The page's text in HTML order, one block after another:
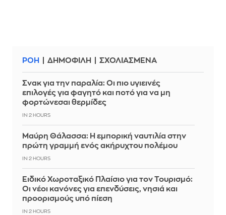
ΡΟΗ ΔΗΜΟΦΙΛΗ ΣΧΟΛΙΑΣΜΕΝΑ
Σνακ για την παραλία: Οι πιο υγιεινές
επιλογές για φαγητό και ποτό για να μη
φορτώνεσαι θερμίδες
IN 2 HOURS
Μαύρη Θάλασσα: Η εμπορική ναυτιλία στην
πρώτη γραμμή ενός ακήρυχτου πολέμου
IN 2 HOURS
Ειδικό Χωροταξικό Πλαίσιο για τον Τουρισμό:
Οι νέοι κανόνες για επενδύσεις, νησιά και
προορισμούς υπό πίεση
IN 2 HOURS